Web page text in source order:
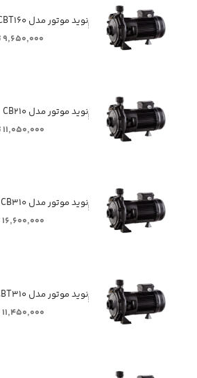
ٖٖٖٖٖنوید موتور مدل CBT۱۶۰
۹,۶۵۰,۰۰۰ تومان
ٖٖٖٖٖنوید موتور مدل CB۲۱۰
۱۱,۰۵۰,۰۰۰ تومان
ٖٖٖٖٖنوید موتور مدل CB۳۱۰
۱۶,۶۰۰,۰۰۰ تومان
ٖٖٖٖٖنوید موتور مدل CBT۳۱۰
۱۱,۴۵۰,۰۰۰ تومان